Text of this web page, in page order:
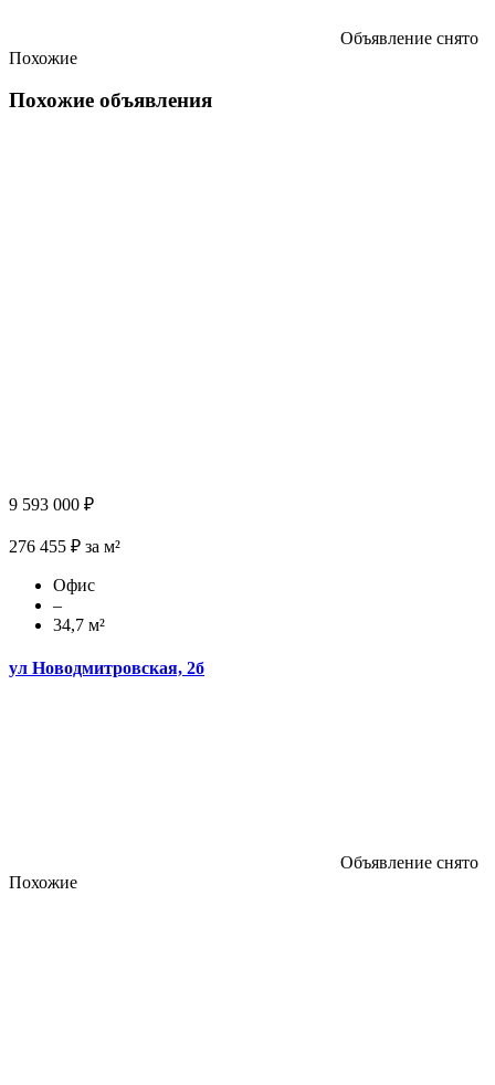
Объявление снято
Похожие
Похожие объявления
9 593 000 ₽
276 455 ₽ за м²
Офис
–
34,7 м²
ул Новодмитровская, 2б
Объявление снято
Похожие